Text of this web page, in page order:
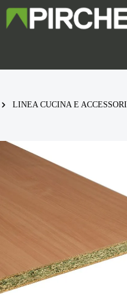
LINEA CUCINA E ACCESSORI